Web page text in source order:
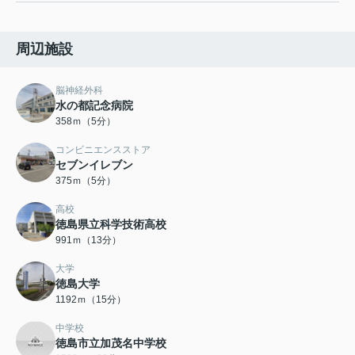
周辺施設
脳神経外科
水の都記念病院
358ｍ（5分）
コンビニエンスストア
セブンイレブン
375ｍ（5分）
高校
徳島県立科学技術高校
991ｍ（13分）
大学
徳島大学
1192ｍ（15分）
中学校
徳島市立加茂名中学校